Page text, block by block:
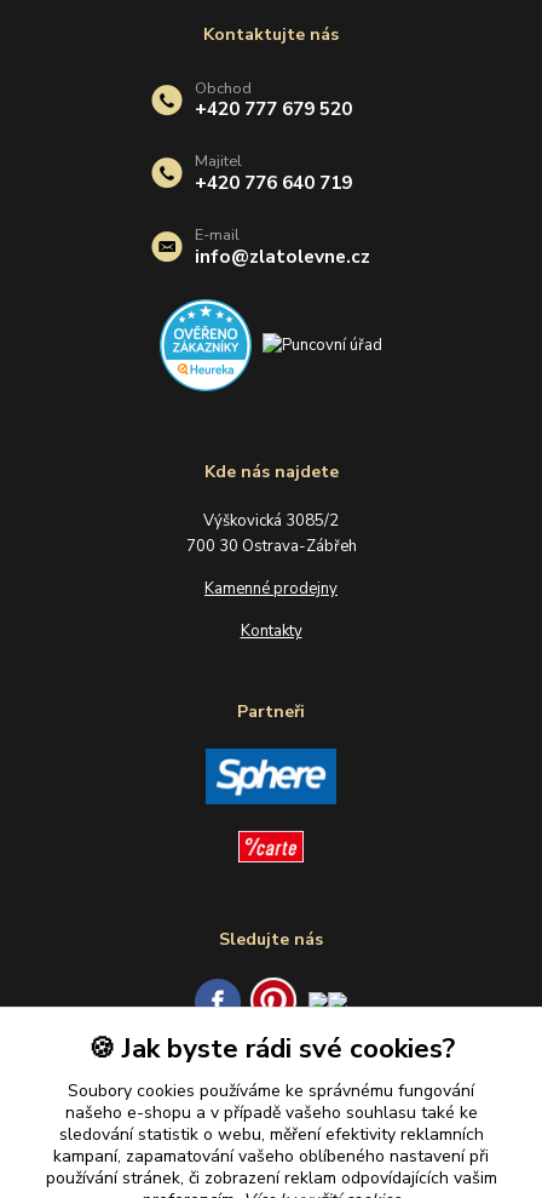
Kde nás najdete
Výškovická 3085/2
700 30 Ostrava-Zábřeh
Kamenné prodejny
Kontakty
Partneři
Sledujte nás
Kontaktujte nás
Obchod
+420 777 679 520
Majitel
+420 776 640 719
E-mail
info@zlatolevne.cz
🍪 Jak byste rádi své cookies?
Soubory cookies používáme ke správnému fungování
našeho e-shopu a v případě vašeho souhlasu také ke
sledování statistik o webu, měření efektivity reklamních
kampaní, zapamatování vašeho oblíbeného nastavení při
používání stránek, či zobrazení reklam odpovídajících vašim